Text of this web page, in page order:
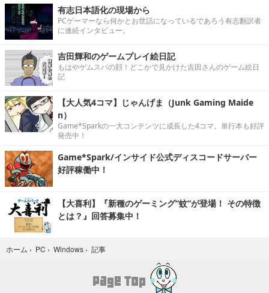
有志日本語化の現場から
PCゲーマーなら何かとお世話になっているであろう有志翻訳者
に連続インタビュー。
吉田輝和のゲームプレイ絵日記
もはやゲムスパの顔！どこかで見かけた吉田さんのゲーム絵日
記
【大人気4コマ】じゃんげま（Junk Gaming Maide
n）
Game*Sparkの一大コンテンツに成長した4コマ。単行本も好評
発売中！
Game*Spark/インサイド公式ディスコードサーバー
好評稼働中！
【大喜利】『新種のゲーミング“蚊”が登場！ その特徴
とは？』回答募集中！
ホーム › PC › Windows › 記事